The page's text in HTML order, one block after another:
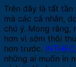
Trên đây là tất tần
mà các cá nhân,
chú ý. Mong
hơn vì sớm thôi
hơn trước.
những ai muốn in